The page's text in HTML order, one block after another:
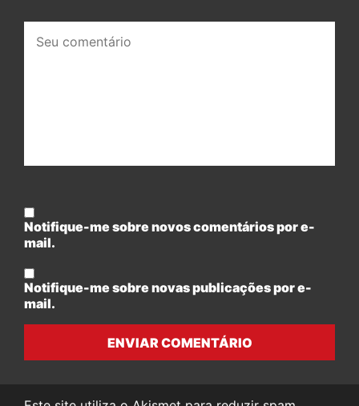
comentário:
Notifique-me sobre novos comentários por e-
mail.
Notifique-me sobre novas publicações por e-
mail.
ENVIAR COMENTÁRIO